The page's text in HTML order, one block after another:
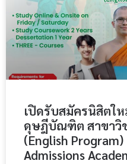
เปิดรับสมัครนิสิตใ
ดุษฎีบัณฑิต สาขาวิ
(English
Admissions